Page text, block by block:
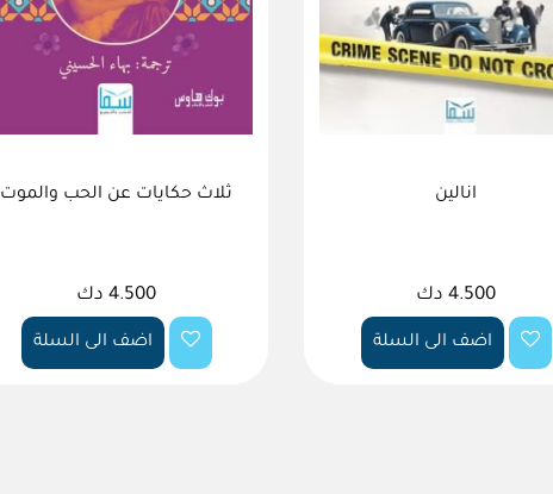
ثلاث حكايات عن الحب والموت
4.500 دك
اضف الى السلة
انالين
4.500 دك
اضف الى السلة